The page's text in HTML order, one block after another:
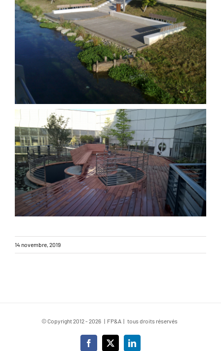
14 novembre, 2019
© Copyright 2012 -2026 | FP&A | tous droits réservés
Facebook
X LinkedIn